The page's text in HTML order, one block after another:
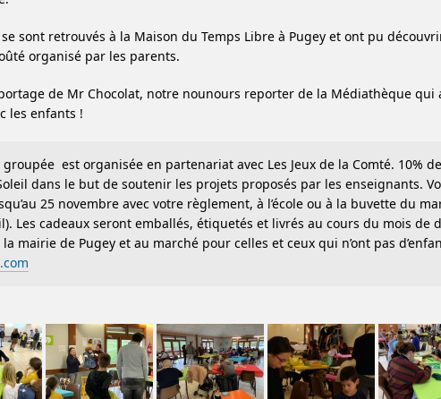
sont retrouvés à la Maison du Temps Libre à Pugey et ont pu
organisé par les parents.
de Mr Chocolat, notre nounours reporter de la Médiathèque qui
les enfants !
est organisée en partenariat avec Les Jeux de la Comté. 10%
dans le but de soutenir les projets proposés par les enseignants.
25 novembre avec votre règlement, à l’école ou à la buvette du
Les cadeaux seront emballés, étiquetés et livrés au cours du mois de
mairie de Pugey et au marché pour celles et ceux qui n’ont pas